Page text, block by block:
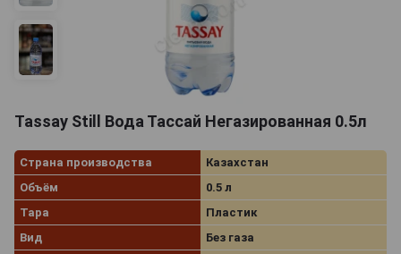
Tassay Still Вода Тассай Негазированная 0.5л
Страна производства
Казахстан
Объём
0.5 л
Тара
Пластик
Вид
Без газа